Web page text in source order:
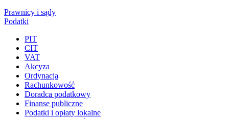
Prawnicy i sądy
Podatki
PIT
CIT
VAT
Akcyza
Ordynacja
Rachunkowość
Doradca podatkowy
Finanse publiczne
Podatki i opłaty lokalne